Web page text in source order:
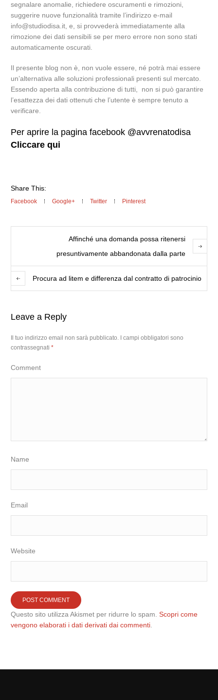
segnalare anomalie, richiedere oscuramenti e rimozioni,
suggerire nuove funzionalità tramite l’indirizzo e-mail
info@studiodisa.it, e, si provvederà immediatamente alla
rimozione dei dati sensibili se per mero errore non sono stati
automaticamente oscurati.
Il presente blog non è, non vuole essere, né potrà mai essere
un’alternativa alle soluzioni professionali presenti sul mercato.
Essendo aperta alla contribuzione di tutti, non si può garantire
l’esattezza dei dati ottenuti che l’utente è sempre tenuto a
verificare.
Per aprire la pagina facebook @avvrenatodisa
Cliccare qui
Share This:
Facebook Google+ Twitter Pinterest
Affinché una domanda possa ritenersi
presuntivamente abbandonata dalla parte
Procura ad litem e differenza dal contratto di patrocinio
Leave a Reply
Il tuo indirizzo email non sarà pubblicato.
I campi obbligatori sono
contrassegnati*
Comment
Name
Email
Website
Questo sito utilizza Akismet per ridurre lo spam.Scopri come
vengono elaborati i dati derivati dai commenti